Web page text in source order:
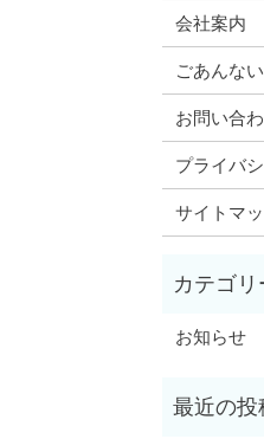
会社案内
ごあんない
お問い合
プライバ
サイトマ
お知らせ